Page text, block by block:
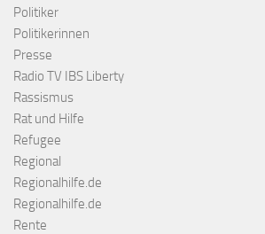
Politiker
Politikerinnen
Presse
Radio TV IBS Liberty
Rassismus
Rat und Hilfe
Refugee
Regional
Regionalhilfe.de
Regionalhilfe.de
Rente